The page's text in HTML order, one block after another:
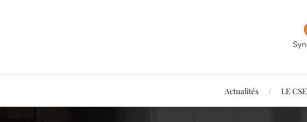
Actualités LE CSE